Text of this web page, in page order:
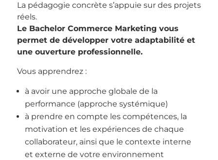
La pédagogie concrète s’appuie sur des projets
réels.
Le Bachelor Commerce Marketing vous
permet de développer votre adaptabilité et
une ouverture professionnelle.
Vous apprendrez :
à avoir une approche globale de la
performance (approche systémique)
à prendre en compte les compétences, la
motivation et les expériences de chaque
collaborateur, ainsi que le contexte interne
et externe de votre environnement